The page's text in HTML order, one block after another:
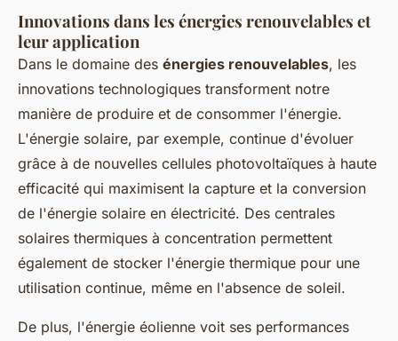
Innovations dans les énergies renouvelables et
leur application
Dans le domaine des énergies renouvelables, les
innovations technologiques transforment notre
manière de produire et de consommer l'énergie.
L'énergie solaire, par exemple, continue d'évoluer
grâce à de nouvelles cellules photovoltaïques à haute
efficacité qui maximisent la capture et la conversion
de l'énergie solaire en électricité. Des centrales
solaires thermiques à concentration permettent
également de stocker l'énergie thermique pour une
utilisation continue, même en l'absence de soleil.
De plus, l'énergie éolienne voit ses performances